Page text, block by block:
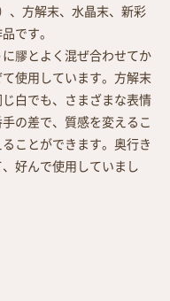
、方解末、水晶末、新彩
です。
膠とよく混ぜ合わせてか
使用しています。方解末
白でも、さまざまな表情
の差で、質感を変えるこ
ことができます。奥行き
好んで使用していまし